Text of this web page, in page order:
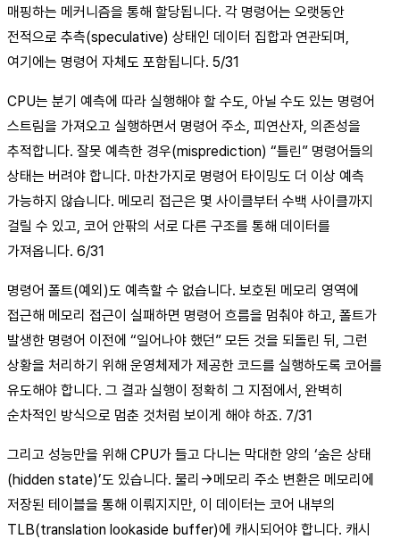
매핑하는 메커니즘을 통해 할당됩니다. 각 명령어는 오랫동안
전적으로 추측(speculative) 상태인 데이터 집합과 연관되며,
여기에는 명령어 자체도 포함됩니다. 5/31
CPU는 분기 예측에 따라 실행해야 할 수도, 아닐 수도 있는 명령어
스트림을 가져오고 실행하면서 명령어 주소, 피연산자, 의존성을
추적합니다. 잘못 예측한 경우(misprediction) “틀린” 명령어들의
상태는 버려야 합니다. 마찬가지로 명령어 타이밍도 더 이상 예측
가능하지 않습니다. 메모리 접근은 몇 사이클부터 수백 사이클까지
걸릴 수 있고, 코어 안팎의 서로 다른 구조를 통해 데이터를
가져옵니다. 6/31
명령어 폴트(예외)도 예측할 수 없습니다. 보호된 메모리 영역에
접근해 메모리 접근이 실패하면 명령어 흐름을 멈춰야 하고, 폴트가
발생한 명령어 이전에 “일어나야 했던” 모든 것을 되돌린 뒤, 그런
상황을 처리하기 위해 운영체제가 제공한 코드를 실행하도록 코어를
유도해야 합니다. 그 결과 실행이 정확히 그 지점에서, 완벽히
순차적인 방식으로 멈춘 것처럼 보이게 해야 하죠. 7/31
그리고 성능만을 위해 CPU가 들고 다니는 막대한 양의 ‘숨은 상태
(hidden state)’도 있습니다. 물리→메모리 주소 변환은 메모리에
저장된 테이블을 통해 이뤄지지만, 이 데이터는 코어 내부의
TLB(translation lookaside buffer)에 캐시되어야 합니다. 캐시